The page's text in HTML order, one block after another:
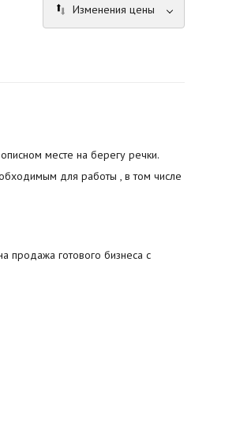
Изменения цены
месте на берегу речки.
для работы , в том числе
готового бизнеса с